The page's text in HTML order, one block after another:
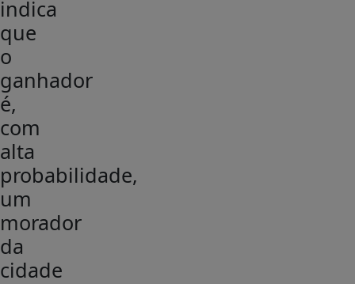
indica
que
o
ganhador
é,
com
alta
probabilidade,
um
morador
da
cidade